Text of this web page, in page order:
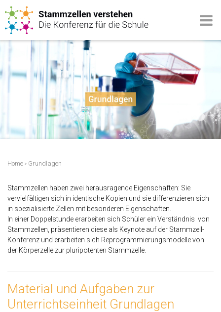
Home > Grundlagen
Stammzellen haben zwei herausragende Eigenschaften: Sie
vervielfältigen sich in identische Kopien und sie differenzieren sich
in spezialisierte Zellen mit besonderen Eigenschaften.
In einer Doppelstunde erarbeiten sich Schüler ein Verständnis von
Stammzellen, präsentieren diese als Keynote auf der Stammzell-
Konferenz und erarbeiten sich Reprogrammierungsmodelle von
der Körperzelle zur pluripotenten Stammzelle.
Material und Aufgaben zur
Unterrichtseinheit Grundlagen